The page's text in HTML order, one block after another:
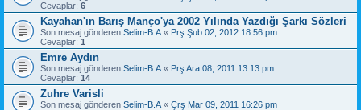
Cevaplar: 6
Kayahan'ın Barış Manço'ya 2002 Yılında Yazdığı Şarkı Sözleri
Son mesaj gönderen Selim-B.A « Prş Şub 02, 2012 18:56 pm
Cevaplar: 1
Emre Aydın
Son mesaj gönderen Selim-B.A « Prş Ara 08, 2011 13:13 pm
Cevaplar: 14
Zuhre Varisli
Son mesaj gönderen Selim-B.A « Çrş Mar 09, 2011 16:26 pm